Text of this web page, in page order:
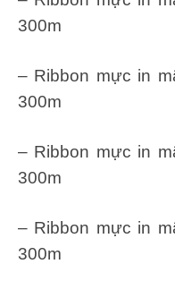
300m
– Ribbon mực in
300m
– Ribbon mực in
300m
– Ribbon mực in
300m